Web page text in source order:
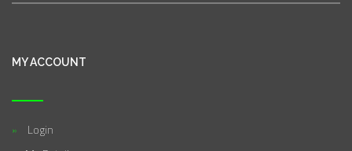
MY ACCOUNT
Login